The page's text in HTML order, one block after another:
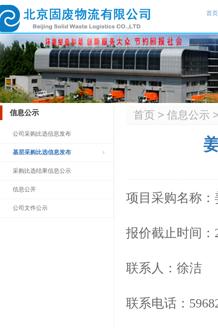
首页
信息公示
公司采购比选信息发布
基层采购比选信息发布
采购比选结果信息公示
信息公开
公司文件公示
首页 > 信息公示
项目采购
报价截止时
联系
联系电话：